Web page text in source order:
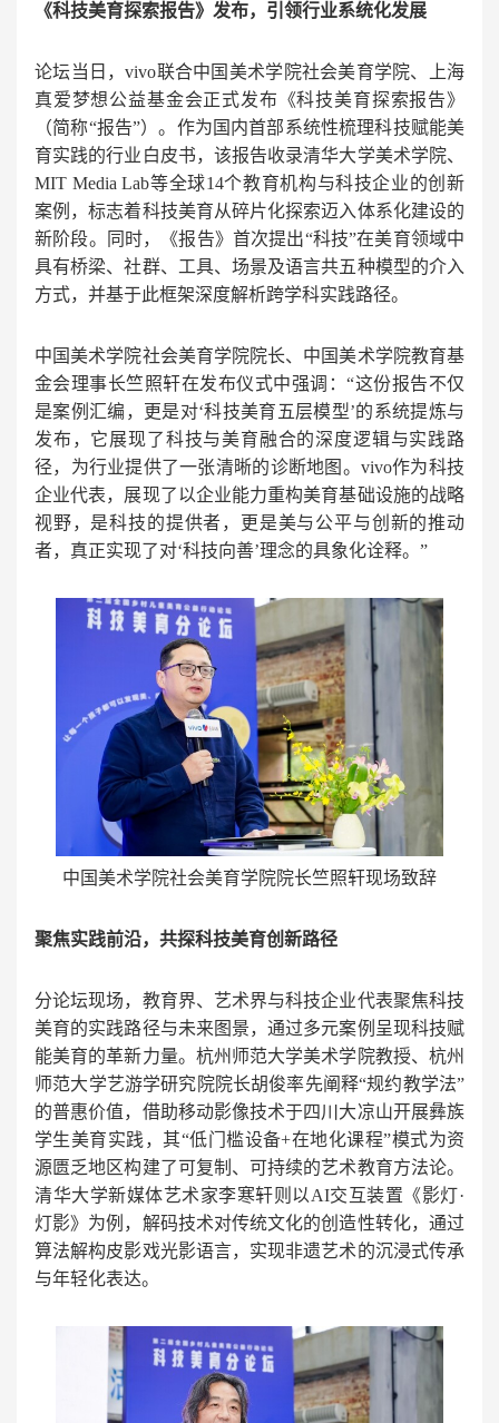
《科技美育探索报告》发布，引领行业系统化发展
论坛当日，vivo联合中国美术学院社会美育学院、上海
真爱梦想公益基金会正式发布《科技美育探索报告》
（简称“报告”）。作为国内首部系统性梳理科技赋能美
育实践的行业白皮书，该报告收录清华大学美术学院、
MIT Media Lab等全球14个教育机构与科技企业的创新
案例，标志着科技美育从碎片化探索迈入体系化建设的
新阶段。同时，《报告》首次提出“科技”在美育领域中
具有桥梁、社群、工具、场景及语言共五种模型的介入
方式，并基于此框架深度解析跨学科实践路径。
中国美术学院社会美育学院院长、中国美术学院教育基
金会理事长竺照轩在发布仪式中强调：“这份报告不仅
是案例汇编，更是对‘科技美育五层模型’的系统提炼与
发布，它展现了科技与美育融合的深度逻辑与实践路
径，为行业提供了一张清晰的诊断地图。vivo作为科技
企业代表，展现了以企业能力重构美育基础设施的战略
视野，是科技的提供者，更是美与公平与创新的推动
者，真正实现了对‘科技向善’理念的具象化诠释。”
中国美术学院社会美育学院院长竺照轩现场致辞
聚焦实践前沿，共探科技美育创新路径
分论坛现场，教育界、艺术界与科技企业代表聚焦科技
美育的实践路径与未来图景，通过多元案例呈现科技赋
能美育的革新力量。杭州师范大学美术学院教授、杭州
师范大学艺游学研究院院长胡俊率先阐释“规约教学法”
的普惠价值，借助移动影像技术于四川大凉山开展彝族
学生美育实践，其“低门槛设备+在地化课程”模式为资
源匮乏地区构建了可复制、可持续的艺术教育方法论。
清华大学新媒体艺术家李寒轩则以AI交互装置《影灯·
灯影》为例，解码技术对传统文化的创造性转化，通过
算法解构皮影戏光影语言，实现非遗艺术的沉浸式传承
与年轻化表达。